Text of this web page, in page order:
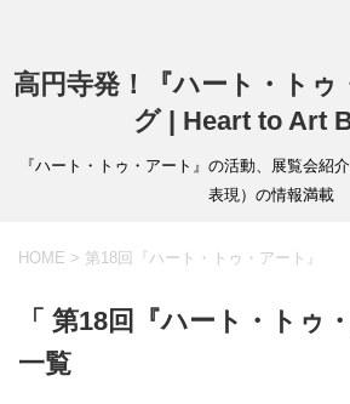
高円寺発！『ハート・トゥ
グ | Heart to Art
『ハート・トゥ・アート』の活動、展覧会紹
表現）の情報満載
HOME > 第18回『ハート・トゥ・アート』
「 第18回『ハート・トゥ
一覧